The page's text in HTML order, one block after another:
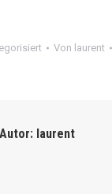
Von laurent
Autor: laurent